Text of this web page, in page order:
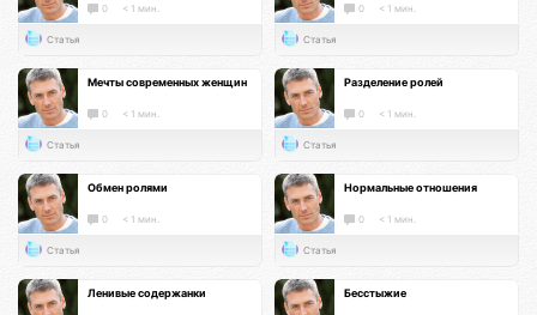
0 < 1 мин.
Статья
0 < 1 мин.
Статья
Мечты современных женщин
0 < 1 мин.
Статья
Разделение ролей
0 < 1 мин.
Статья
Обмен ролями
0 < 1 мин.
Статья
Нормальные отношения
0 < 1 мин.
Статья
Ленивые содержанки Бесстыжие